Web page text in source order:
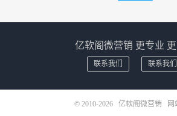
亿软阁微营销 更专业
联系我们 联系我们
© 2010-2026 亿软阁微营销 网